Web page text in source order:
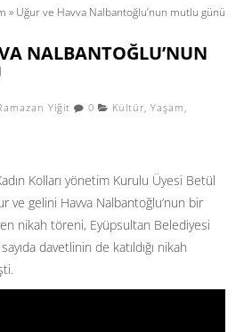
» Uğur ve Havva Nalbantoğlu’nun mutlu günü
NALBANTOĞLU’NUN
Yiğit 0 Kültür, Yaşam ,
Kolları yönetim Kurulu Üyesi Betül
ve gelini Havva Nalbantoğlu’nun bir
nikah töreni, Eyüpsultan Belediyesi
davetlinin de katıldığı nikah